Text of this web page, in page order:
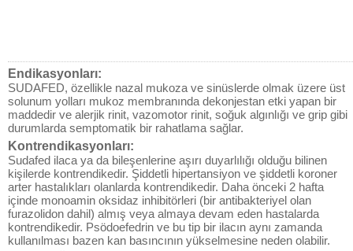
Endikasyonları:
SUDAFED, özellikle nazal mukoza ve sinüslerde olmak üzere üst
solunum yolları mukoz membranında dekonjestan etki yapan bir
maddedir ve alerjik rinit, vazomotor rinit, soğuk algınlığı ve grip gibi
durumlarda semptomatik bir rahatlama sağlar.
Kontrendikasyonları:
Sudafed ilaca ya da bileşenlerine aşırı duyarlılığı olduğu bilinen
kişilerde kontrendikedir. Şiddetli hipertansiyon ve şiddetli koroner
arter hastalıkları olanlarda kontrendikedir. Daha önceki 2 hafta
içinde monoamin oksidaz inhibitörleri (bir antibakteriyel olan
furazolidon dahil) almış veya almaya devam eden hastalarda
kontrendikedir. Psödoefedrin ve bu tip bir ilacın aynı zamanda
kullanılması bazen kan basıncının yükselmesine neden olabilir.